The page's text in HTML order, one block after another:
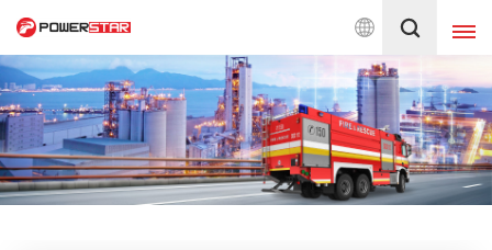
бастап өрт сөндіру автокөліктеріне қызмет көрсетуге берілген
Қазақ
English français
Deutsch русский